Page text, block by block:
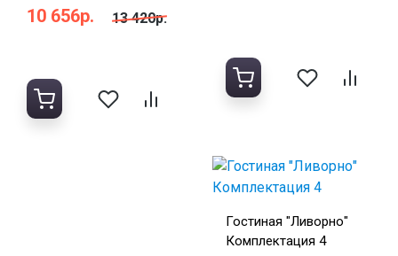
10 656р. 13 420р.
Гостиная "Ливорно"
Комплектация 4